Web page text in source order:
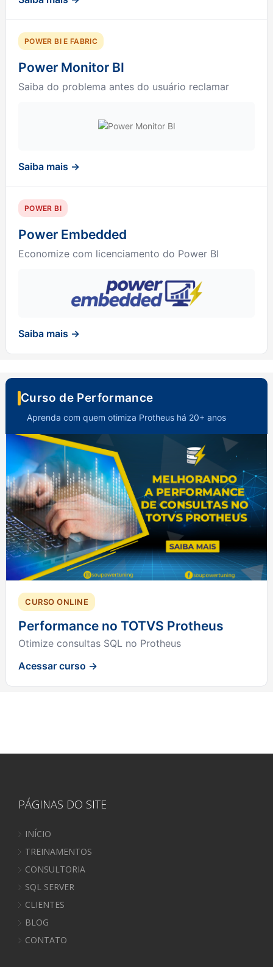
POWER BI E FABRIC
Power Monitor BI
Saiba do problema antes do usuário reclamar
Saiba mais →
POWER BI
Power Embedded
Economize com licenciamento do Power BI
Saiba mais →
Curso de Performance
Aprenda com quem otimiza Protheus há 20+ anos
CURSO ONLINE
Performance no TOTVS Protheus
Otimize consultas SQL no Protheus
Acessar curso →
PÁGINAS DO SITE
INÍCIO
TREINAMENTOS
CONSULTORIA
SQL SERVER
CLIENTES
BLOG
CONTATO